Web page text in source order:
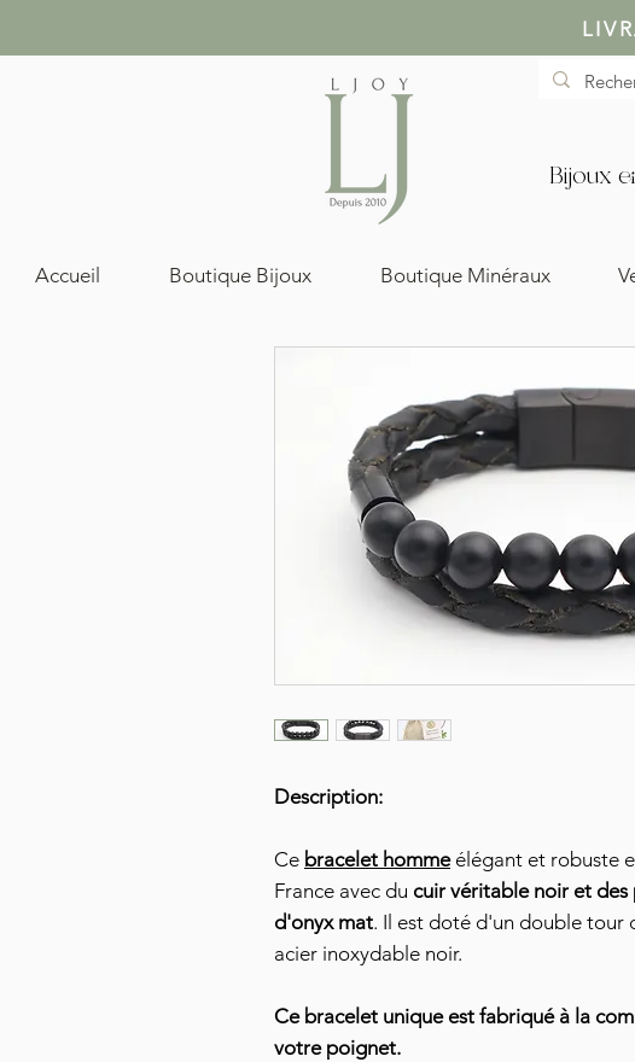
Bijoux
Accueil Boutique Bijoux Boutique Minéraux
Description:
Ce bracelet hommeélégant et robuste
France avec du cuir véritable noir et des
d'onyx mat. Il est doté d'un double tour
acier inoxydable noir.
Ce bracelet unique est fabriqué à la
votre poignet.